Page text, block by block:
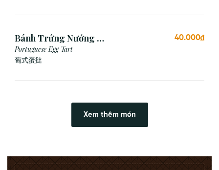
Bánh Trứng Nướng Bồ
Đào Nha (2 Cái)
Portuguese Egg Tart
葡式蛋撻
40.000₫
Xem thêm món